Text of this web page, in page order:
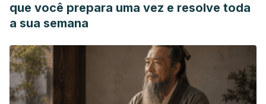
que você prepara uma vez e resolve toda
a sua semana